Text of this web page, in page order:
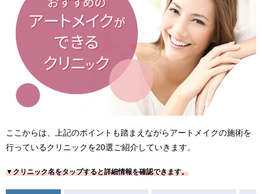
ここからは、上記のポイントも踏まえながらアートメイクの施術を
行っているクリニックを20選ご紹介していきます。
▼クリニック名をタップすると詳細情報を確認できます。